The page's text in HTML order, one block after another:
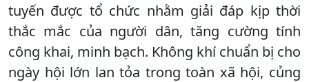
tuyến được tổ chức nhằm giải đáp kịp thời
thắc mắc của người dân, tăng cường tính
công khai, minh bạch. Không khí chuẩn bị cho
ngày hội lớn lan tỏa trong toàn xã hội, củng